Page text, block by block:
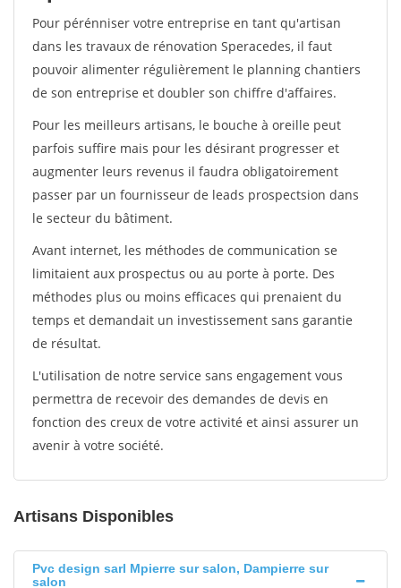
Pour pérénniser votre entreprise en tant qu'artisan
dans les travaux de rénovation Speracedes, il faut
pouvoir alimenter régulièrement le planning chantiers
de son entreprise et doubler son chiffre d'affaires.
Pour les meilleurs artisans, le bouche à oreille peut
parfois suffire mais pour les désirant progresser et
augmenter leurs revenus il faudra obligatoirement
passer par un fournisseur de leads prospectsion dans
le secteur du bâtiment.
Avant internet, les méthodes de communication se
limitaient aux prospectus ou au porte à porte. Des
méthodes plus ou moins efficaces qui prenaient du
temps et demandait un investissement sans garantie
de résultat.
L'utilisation de notre service sans engagement vous
permettra de recevoir des demandes de devis en
fonction des creux de votre activité et ainsi assurer un
avenir à votre société.
Artisans Disponibles
Pvc design sarl Mpierre sur salon, Dampierre sur
salon